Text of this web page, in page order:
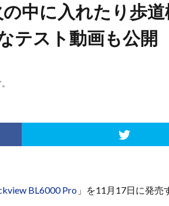
中に入れたり歩
テスト動画も公開
BL6000 Pro 」を11月17日に発売